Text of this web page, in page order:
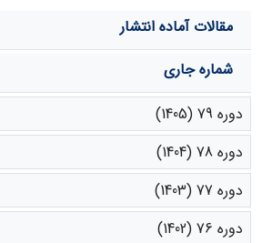
مقالات آماده انتشار
شماره جاری
دوره 79 (1405)
دوره 78 (1404)
دوره 77 (1403)
دوره 76 (1402)